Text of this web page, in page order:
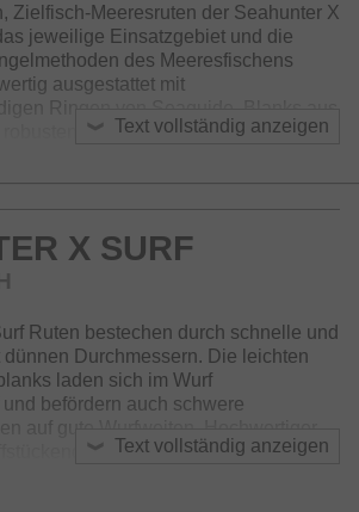
Text vollständig anzeigen
Zielfisch-Meeresruten der Seahunter X
jeweilige Einsatzgebiet und die
des Meeresfischens
ausgestattet mit
Ringen von Seaguide, Blanks aus
robusten Zapfensteckverbindungen und
Preis-Leistungs-
X SURF
Text vollständig anzeigen
Ruten bestechen durch schnelle und
Durchmessern. Die leichten
laden sich im Wurf
befördern auch schwere
auf gute Wurfweiten. Hochwertiger
sorgt für sicheren Halt und